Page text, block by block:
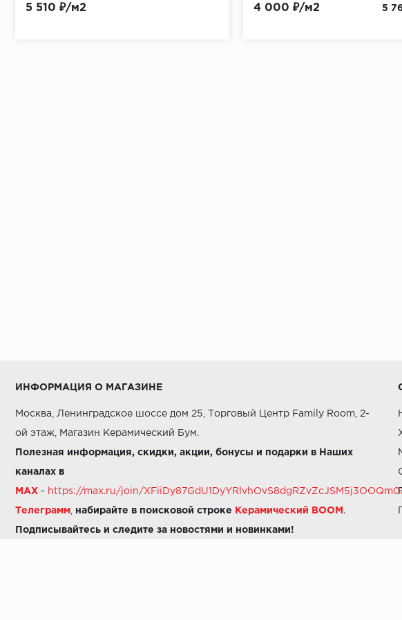
5 510 ₽/м2 4 000 ₽/м2 5
ИНФОРМАЦИЯ О МАГАЗИНЕ
Москва, Ленинградское шоссе дом 25, Торговый Центр Family Room, 2-
ой этаж, Магазин Керамический Бум.
Полезная информация, скидки, акции, бонусы и подарки в Наших
каналах в
MAX - https://max.ru/join/
Телеграмм набирайте в поисковой строке Керамический BOOM .
Подписывайтесь и следите за новостями и новинками!